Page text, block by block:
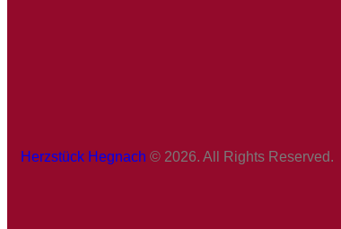
Herzstück Hegnach © 2026. All Rights Reserved.